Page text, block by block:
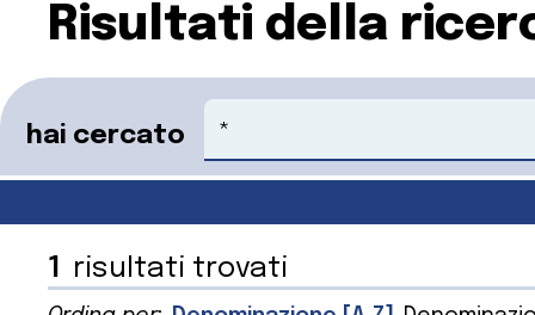
Risultati della
hai cercato
Cerca
1 risultati trovati